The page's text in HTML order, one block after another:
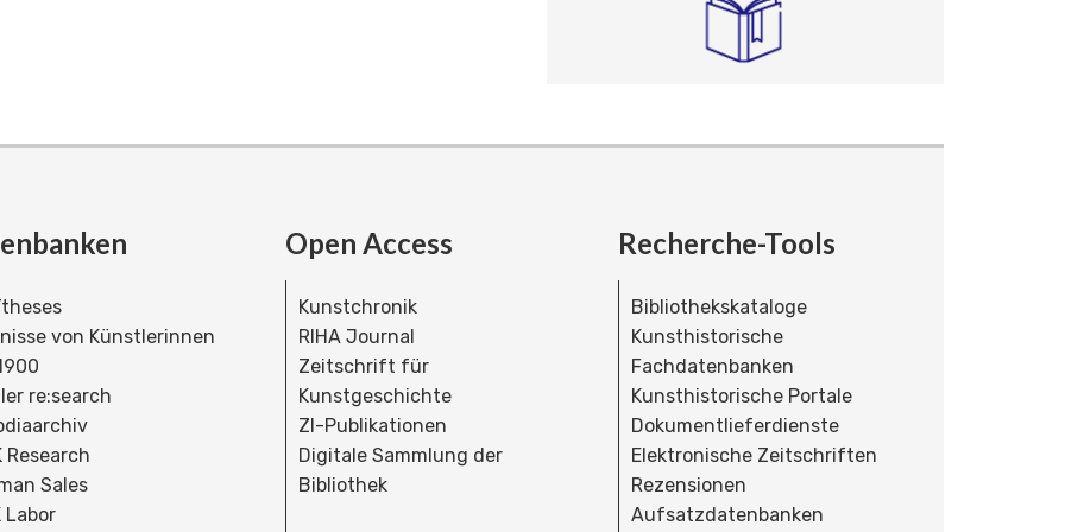
von Künstlerinnen
re:search
Research
Sales
Labor
Open Access
Kunstchronik
RIHA Journal
Zeitschrift für
Kunstgeschichte
ZI-Publikationen
Digitale Sammlung der
Bibliothek
Recherche-Tools
Bibliothekskataloge
Kunsthistorische
Fachdatenbanken
Kunsthistorische Portale
Dokumentlieferdienste
Elektronische Zeitschriften
Rezensionen
Aufsatzdatenbanken